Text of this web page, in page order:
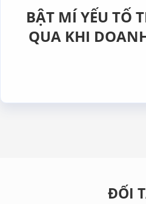
BẬT MÍ YẾU TỐ
QUA KHI
ĐỐI